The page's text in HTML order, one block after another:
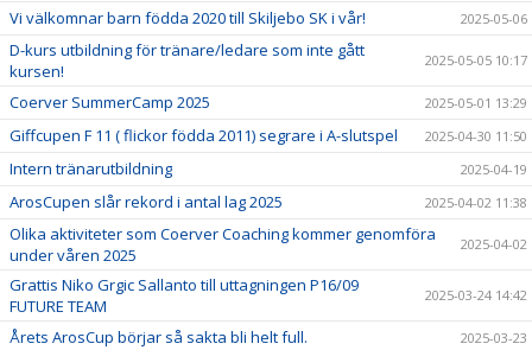
Vi välkomnar barn födda 2020 till Skiljebo SK i vår! 2025-05-06
D-kurs utbildning för tränare/ledare som inte gått
kursen!
2025-05-05 10:17
Coerver SummerCamp 2025 2025-05-01 13:29
Giffcupen F 11 ( flickor födda 2011) segrare i A-slutspel 2025-04-30 11:50
Intern tränarutbildning 2025-04-19
ArosCupen slår rekord i antal lag 2025 2025-04-02 11:38
Olika aktiviteter som Coerver Coaching kommer genomföra
under våren 2025
2025-04-02
Grattis Niko Grgic Sallanto till uttagningen P16/09
FUTURE TEAM
2025-03-24 14:42
Årets ArosCup börjar så sakta bli helt full. 2025-03-23